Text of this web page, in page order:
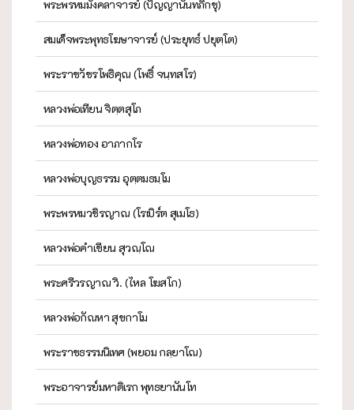
พระพรหมมังคลาจารย์ (ปัญญานันทภิกขุ)
สมเด็จพระพุทธโฆษาจารย์ (ประยุทธ์ ปยุตฺโต)
พระราชวัชรโพธิคุณ (โพธิ์ จนฺทสโร)
หลวงพ่อเทียน จิตฺตสุโภ
หลวงพ่อทอง อาภากโร
หลวงพ่อบุญธรรม อุตฺตมธมฺโม
พระพรหมวชิรญาณ (โรเบิร์ต สุเมโธ)
หลวงพ่อคำเขียน สุวณฺโณ
พระศรีวรญาณ วิ. (ไหล โฆสโก)
หลวงพ่อกัณหา สุขกาโม
พระราชธรรมนิเทศ (พยอม กลฺยาโณ)
พระอาจารย์มหาดิเรก พุทธยานันโท